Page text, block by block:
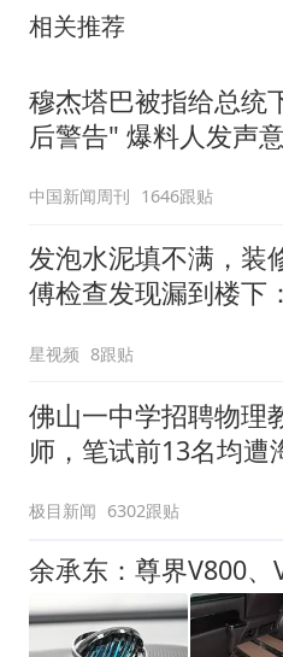
相关推荐
穆杰塔巴被指给总统
后警告" 爆料人发声
中国新闻周刊 1646跟贴
发泡水泥填不满，装
傅检查发现漏到楼下
星视频 8跟贴
佛山一中学招聘物理
师，笔试前13名均遭
聘，成立调查组全面
极目新闻 6302跟贴